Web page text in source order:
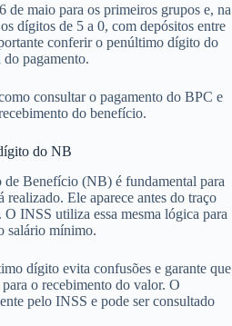
de maio para os primeiros grupos e, na
dígitos de 5 a 0, com depósitos entre
conferir o penúltimo dígito do
do pagamento.
consultar o pagamento do BPC e
do benefício.
do NB
Benefício (NB) é fundamental para
realizado. Ele aparece antes do traço
INSS utiliza essa mesma lógica para
salário mínimo.
dígito evita confusões e garante que
o recebimento do valor. O
pelo INSS e pode ser consultado